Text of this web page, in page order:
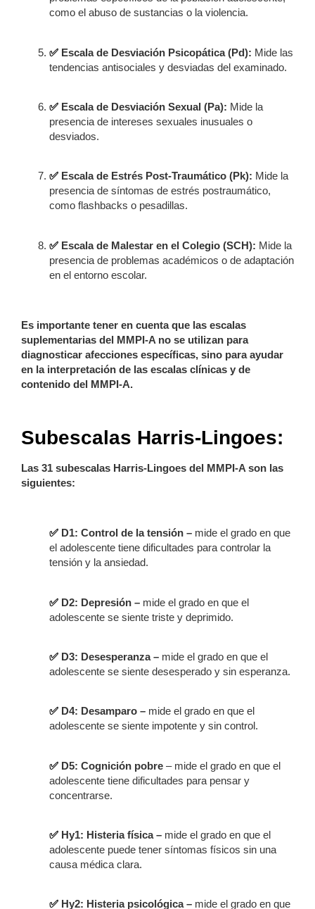
como el abuso de sustancias o la violencia.
✅ Escala de Desviación Psicopática (Pd): Mide las
tendencias antisociales y desviadas del examinado.
✅ Escala de Desviación Sexual (Pa): Mide la
presencia de intereses sexuales inusuales o
desviados.
✅ Escala de Estrés Post-Traumático (Pk): Mide la
presencia de síntomas de estrés postraumático,
como flashbacks o pesadillas.
✅ Escala de Malestar en el Colegio (SCH): Mide la
presencia de problemas académicos o de adaptación
en el entorno escolar.
Es importante tener en cuenta que las escalas
suplementarias del MMPI-A no se utilizan para
diagnosticar afecciones específicas, sino para ayudar
en la interpretación de las escalas clínicas y de
contenido del MMPI-A.
Subescalas Harris-Lingoes:
Las 31 subescalas Harris-Lingoes del MMPI-A son las
siguientes:
✅ D1: Control de la tensión – mide el grado en que
el adolescente tiene dificultades para controlar la
tensión y la ansiedad.
✅ D2: Depresión – mide el grado en que el
adolescente se siente triste y deprimido.
✅ D3: Desesperanza – mide el grado en que el
adolescente se siente desesperado y sin esperanza.
✅ D4: Desamparo – mide el grado en que el
adolescente se siente impotente y sin control.
✅ D5: Cognición pobre – mide el grado en que el
adolescente tiene dificultades para pensar y
concentrarse.
✅ Hy1: Histeria física – mide el grado en que el
adolescente puede tener síntomas físicos sin una
causa médica clara.
✅ Hy2: Histeria psicológica – mide el grado en que